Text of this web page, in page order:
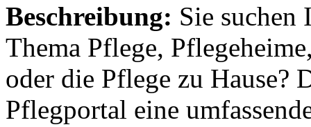
Beschreibung: Sie suchen
Thema Pflege,
oder die Pflege zu Hause?
Pflegportal eine